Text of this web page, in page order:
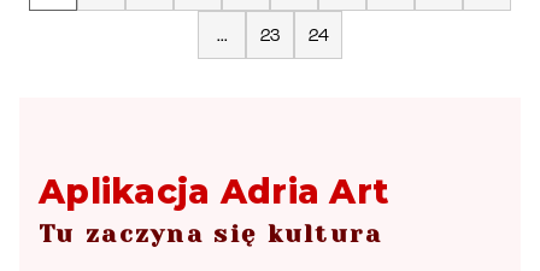
... 23 24
Aplikacja Adria Art
Tu zaczyna się kultura